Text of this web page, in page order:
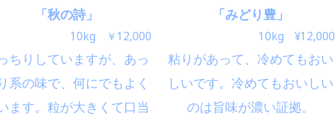
「秋の詩」
10kg ￥12,000
ちりしていますが、あっ
系の味で、何にでもよく
ます。粒が大きくて口当
「みどり豊」
10kg ¥12,000
粘りがあって、冷めてもおい
しいです。冷めてもおいしい
のは旨味が濃い証拠。